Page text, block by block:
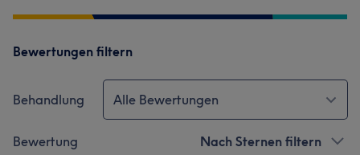
Bewertungen filtern
Behandlung Alle Bewertungen
Bewertung Nach Sternen filtern